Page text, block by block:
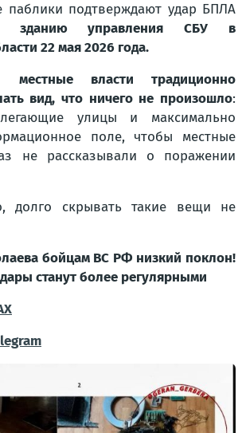
паблики подтверждают удар БПЛА
зданию управления СБУ в
22 мая 2026 года.
местные власти традиционно
вид, что ничего не произошло:
улицы и максимально
поле, чтобы местные
не рассказывали о поражении
долго скрывать такие вещи не
бойцам ВС РФ низкий поклон!
станут более регулярными